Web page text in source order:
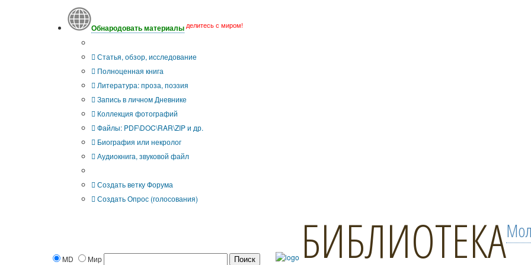
Обнародовать материалы делитесь с миром!
Статья, обзор, исследование
Полноценная книга
Литература: проза, поэзия
Запись в личном Дневнике
Коллекция фотографий
Файлы: PDF\DOC\RAR\ZIP и др.
Биография или некролог
Аудиокнига, звуковой файл
Создать ветку Форума
Создать Опрос (голосования)
MD Мир БИБЛИОТЕКА